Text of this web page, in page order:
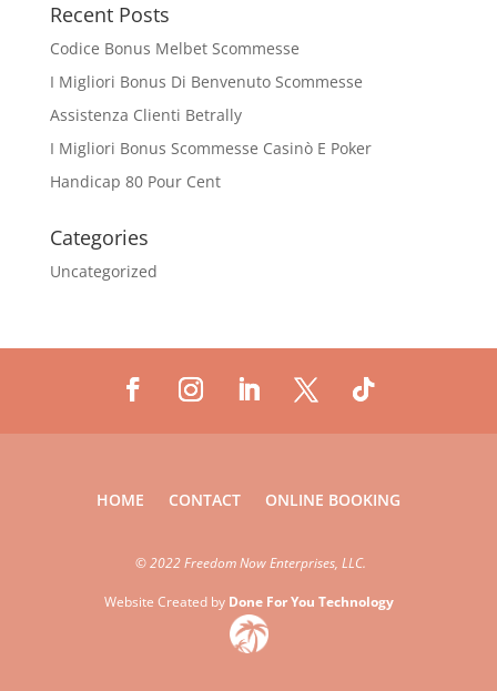
Recent Posts
Codice Bonus Melbet Scommesse
I Migliori Bonus Di Benvenuto Scommesse
Assistenza Clienti Betrally
I Migliori Bonus Scommesse Casinò E Poker
Handicap 80 Pour Cent
Categories
Uncategorized
HOME CONTACT ONLINE BOOKING
©2022 Freedom Now Enterprises, LLC.
Website Created by Done For You Technology